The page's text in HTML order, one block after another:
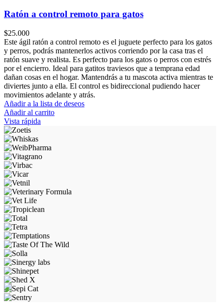
opciones
elegir
en
la
página
de
producto
Ratón a control remoto para gatos
$25.000
Este ágil ratón a control remoto es el juguete perfecto para los gatos
y perros, podrás mantenerlos activos corriendo por la casa tras el
ratón suave y realista. Es perfecto para los gatos o perros con estrés
por el encierro. Ideal para gatitos traviesos que a temprana edad
dañan cosas en el hogar. Mantendrás a tu mascota activa mientras te
diviertes junto a ella. El control es bidireccional pudiendo hacer
movimientos adelante y atrás.
Añadir a la lista de deseos
Añadir al carrito
Vista rápida